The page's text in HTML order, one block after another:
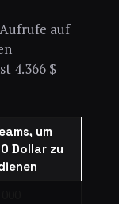
auf
4.366 $
um
Dollar zu